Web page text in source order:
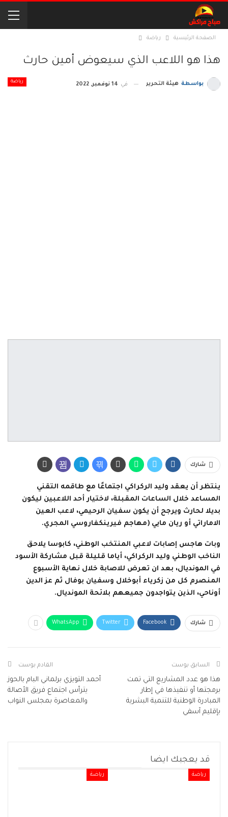
الصفحة الرئيسية رياضة
هذا هو اللاعب الذي سيعوض أمين حارث
رياضة بواسطة هيئة التحرير في 14 نوفمبر, 2022
شارك
ينتظر أن يعقد وليد الركراكي اجتماعًا مع طاقمه التقني
المساعد خلال الساعات المقبلة، لاختيار أحد اللاعبين ليكون
بديلا لحارث ويرجح أن يكون سفيان الرحيمي، لاعب العين
الاماراتي أو ريان مايي (مهاجم فيرينكفاروسي المجري.
وبات هاجس إصابات لاعبي المنتخب الوطني، كابوسا يلاحق
الناخب الوطني وليد الركراكي، أياما قليلة قبل مشاركة الأسود
في المونديال، بعد ان تعرض للاصابة خلال نهاية الأسبوع
المنصرم كل من زكرياء أبوخلال وسفيان بوفال ثم عز الدين
أوناحي، الذين يتواجدون جميعهم بلائحة المونديال.
شارك Facebook
Twitter
WhatsApp
السابق بوست
هذا هو عدد المشاريع التي تمت
برمجتها أو تنفيذها في إطار
المبادرة الوطنية للتنمية البشرية
بإقليم آسفي
القادم بوست
أحمد التويزي برلماني البام بالحوز
يترأس اجتماع فريق الأصالة
والمعاصرة بمجلس النواب
قد يعجبك ايضا
رياضة رياضة